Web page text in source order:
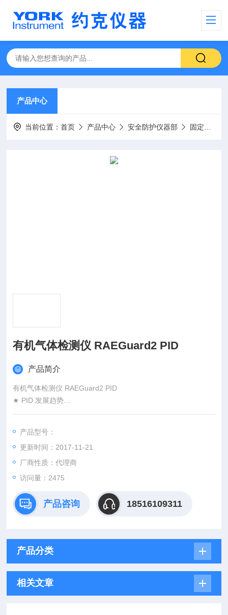
产品中心
当前位置：首页 产品中心 安全防护仪器部 固定式气体探测器
有机气体检测仪 RAEGuard2 PID
产品简介
有机气体检测仪 RAEGuard2 PID
★ PID 发展趋势
采用自主研发的、拥有多项的第三代本安型 PID 传感器 , 响应时
器互换 , 支持离线标定
产品型号：
更新时间：2017-11-21
厂商性质：代理商
访问量：2475
产品咨询 18516109311
产品分类
相关文章